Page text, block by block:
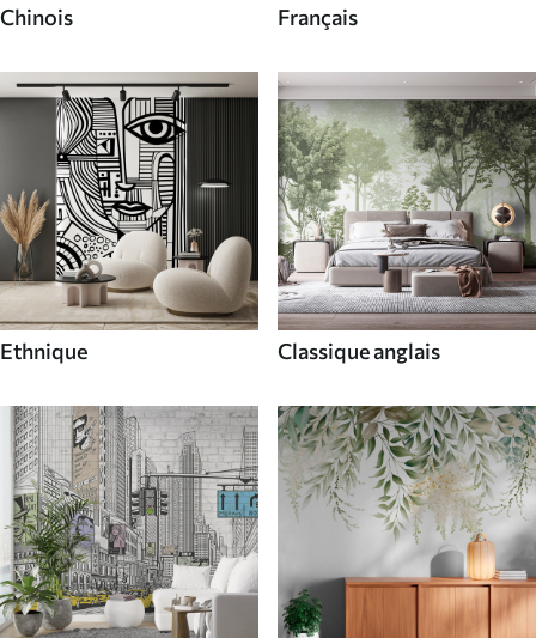
Chinois Français
Ethnique Classique anglais